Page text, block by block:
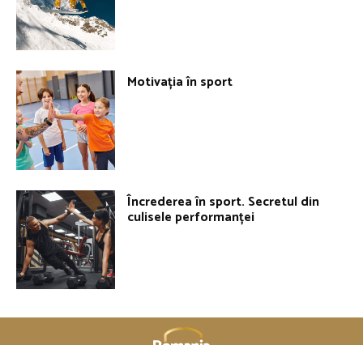
Motivația în sport
Încrederea în sport. Secretul din
culisele performanței